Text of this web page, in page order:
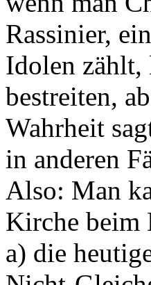
Rassinier,
Idolen zählt,
bestreiten,
Wahrheit
in anderen
Also: Man
Kirche beim
a) die